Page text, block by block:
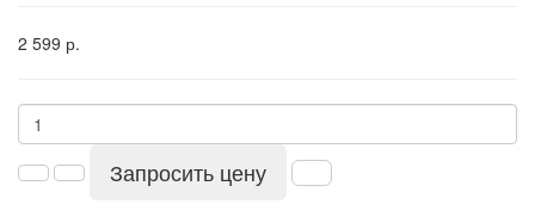
2 599 р.
Запросить цену